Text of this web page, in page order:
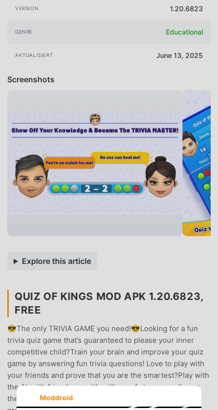
VERSION 1.20.6823
GENRE Educational
AKTUALISIERT June 13, 2025
Screenshots
Explore this article
QUIZ OF KINGS MOD APK 1.20.6823,
FREE
😎The only TRIVIA GAME you need!😎Looking for a fun
trivia quiz game that’s guaranteed to please your inner
competitive child?Train your brain and improve your quiz
game by answering fun trivia questions! Love to play with
your friends and prove that you are the smartest?Play with
the AI, with friends, or with millions of strangers all over
the world! You can join the groups or create your own
Moddroid